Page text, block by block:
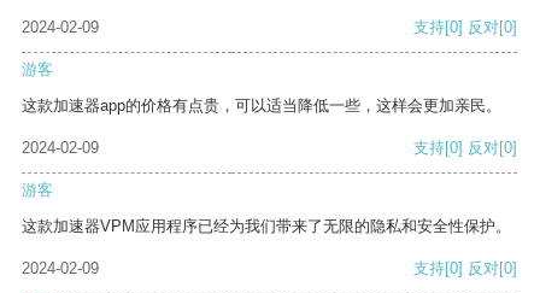
2024-02-09
支持[0] 反对[0]
游客
这款加速器app的价格有点贵，可以适当降低一些，这样会更加亲民。
2024-02-09 支持[0] 反对[0]
游客
这款加速器VPM应用程序已经为我们带来了无限的隐私和安全性保护。
2024-02-09 支持[0] 反对[0]